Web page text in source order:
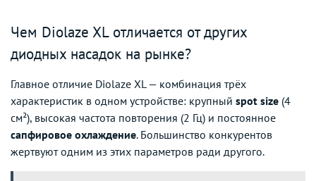
Чем Diolaze XL отличается от других
диодных насадок на рынке?
Главное отличие Diolaze XL — комбинация трёх
характеристик в одном устройстве: крупный spot size (4
см²), высокая частота повторения (2 Гц) и постоянное
сапфировое охлаждение. Большинство конкурентов
жертвуют одним из этих параметров ради другого.